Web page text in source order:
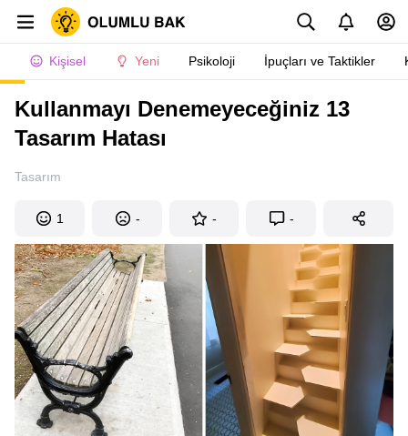
Kişisel Yeni Psikoloji İpuçları ve Taktikler
Kullanmayı Denemeyeceğiniz 13
Tasarım Hatası
Tasarım
1 - - -